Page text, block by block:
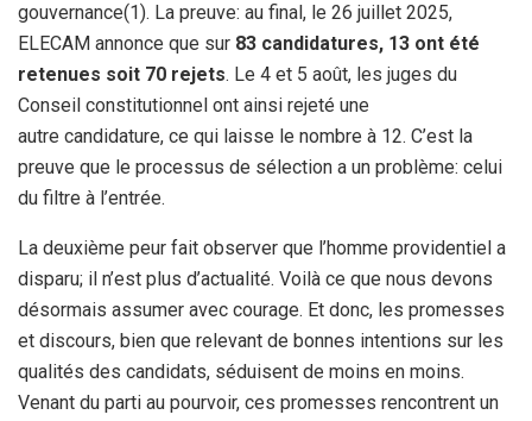
gouvernance(1). La preuve: au final, le 26 juillet 2025,
ELECAM annonce que sur 83 candidatures, 13 ont été
retenues soit 70 rejets. Le 4 et 5 août, les juges du
Conseil constitutionnel ont ainsi rejeté une
autre candidature, ce qui laisse le nombre à 12. C’est la
preuve que le processus de sélection a un problème: celui
du filtre à l’entrée.
La deuxième peur fait observer que l’homme providentiel a
disparu; il n’est plus d’actualité. Voilà ce que nous devons
désormais assumer avec courage. Et donc, les promesses
et discours, bien que relevant de bonnes intentions sur les
qualités des candidats, séduisent de moins en moins.
Venant du parti au pourvoir, ces promesses rencontrent un